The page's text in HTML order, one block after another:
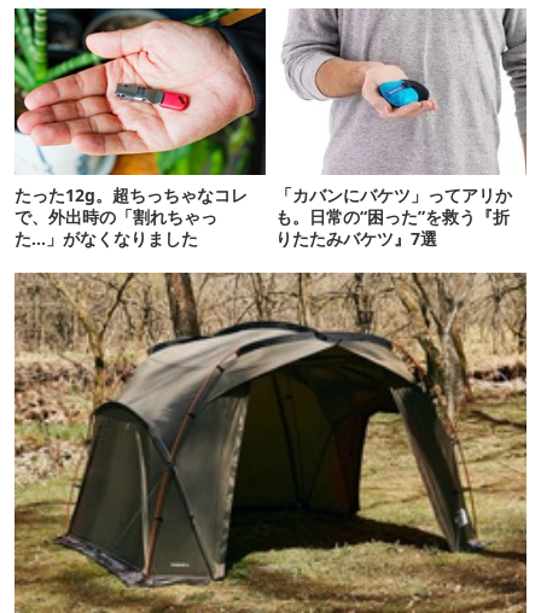
たった12g。超ちっちゃなコレ
で、外出時の「割れちゃっ
た…」がなくなりました
「カバンにバケツ」ってアリか
も。日常の“困った”を救う『折
りたたみバケツ』7選